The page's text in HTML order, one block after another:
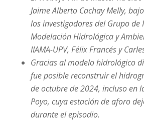
Jaime Alberto Cachay Melly,
los investigadores del Grupo de
Modelación Hidrológica y
IIAMA-UPV, Félix Francés y
Gracias al modelo hidrológico
fue posible reconstruir el
de octubre de 2024, incluso en
Poyo, cuya estación de aforo
durante el episodio.